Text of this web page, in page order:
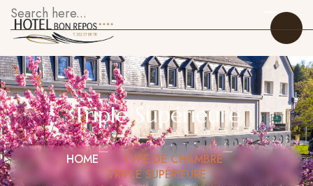
Accueil
Nos Chambres
Triple Supérieure
HOME
TYPE DE CHAMBRE
TRIPLE SUPÉRIEURE